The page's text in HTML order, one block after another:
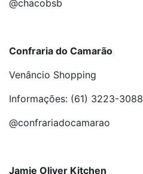
@chacobsb
Confraria do Camarão
Venâncio Shopping
Informações: (61) 3223-3088
@confrariadocamarao
Jamie Oliver Kitchen